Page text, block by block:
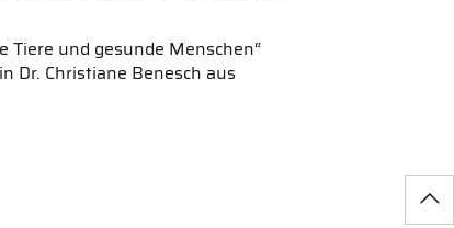
Tiere und gesunde Menschen“
Dr. Christiane Benesch aus